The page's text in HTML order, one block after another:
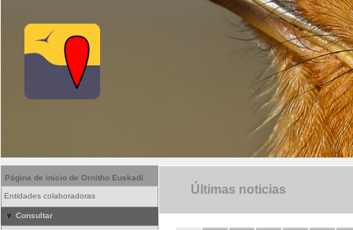
Página de inicio de Ornitho Euskadi
Entidades colaboradoras
Consultar
Últimas noticias